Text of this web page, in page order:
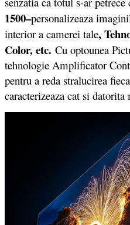
1500–personalizeaza
interior a camerei tale,
Color, etc. Cu optounea
tehnologie Amplificator
pentru a reda stralucirea
caracterizeaza cat si